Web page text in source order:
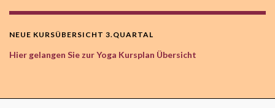
NEUE KURSÜBERSICHT 3.QUARTAL
Hier gelangen Sie zur Yoga Kursplan Übersicht